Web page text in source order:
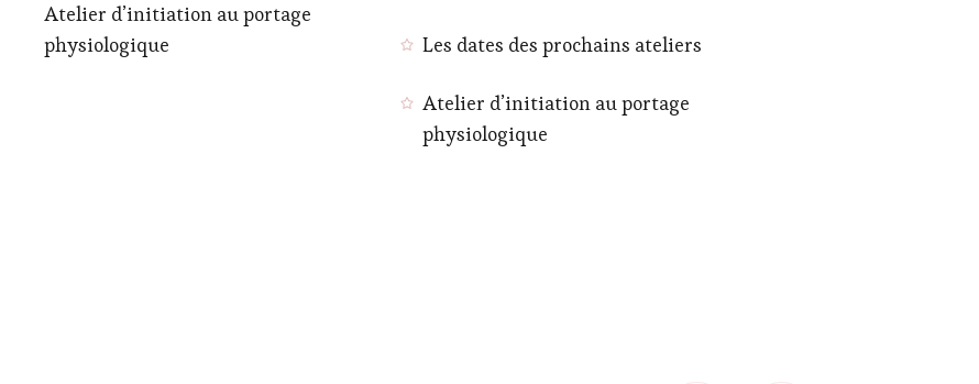
Atelier d’initiation au portage
physiologique
Les dates des prochains ateliers
Atelier d’initiation au portage
physiologique